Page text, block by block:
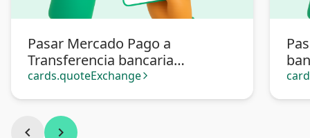
Pasar Mercado Pago a
Transferencia bancaria
Venezuela
cards.quoteExchange arrow_forward_ios
chevron_left chevron_right